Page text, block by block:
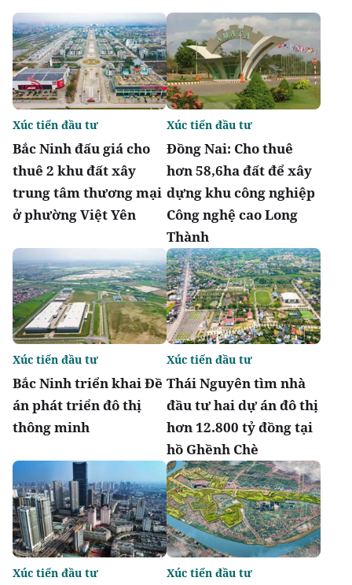
Bắc Ninh đấu giá cho
thuê 2 khu đất xây
trung tâm thương mại
ở phường Việt Yên
Xúc tiến đầu tư
Đồng Nai: Cho thuê
hơn 58,6ha đất để xây
dựng khu công nghiệp
Công nghệ cao Long
Thành
Xúc tiến đầu tư
Bắc Ninh triển khai Đề
án phát triển đô thị
thông minh
Xúc tiến đầu tư
Thái Nguyên tìm nhà
đầu tư hai dự án đô thị
hơn 12.800 tỷ đồng tại
hồ Ghềnh Chè
Xúc tiến đầu tư
Xúc tiến đầu tư Xúc tiến đầu tư